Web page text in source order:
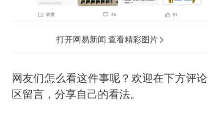
打开网易新闻 查看精彩图片
网友们怎么看这件事呢？欢迎在下方评论
区留言，分享自己的看法。